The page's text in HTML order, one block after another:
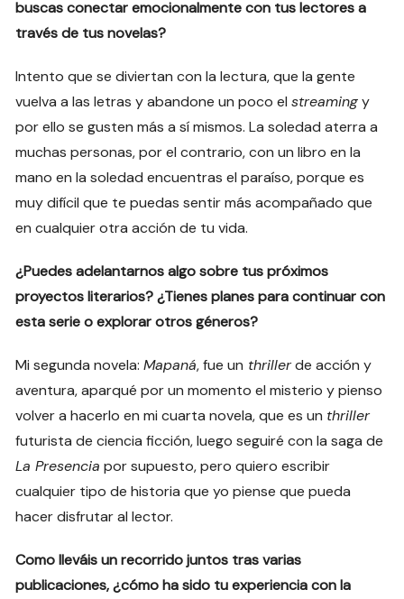
buscas conectar emocionalmente con tus lectores a
través de tus novelas?
Intento que se diviertan con la lectura, que la gente
vuelva a las letras y abandone un poco elstreamingy
por ello se gusten más a sí mismos. La soledad aterra a
muchas personas, por el contrario, con un libro en la
mano en la soledad encuentras el paraíso, porque es
muy difícil que te puedas sentir más acompañado que
en cualquier otra acción de tu vida.
¿Puedes adelantarnos algo sobre tus próximos
proyectos literarios? ¿Tienes planes para continuar con
esta serie o explorar otros géneros?
Mi segunda novela:Mapaná, fue un thrillerde acción y
aventura, aparqué por un momento el misterio y pienso
volver a hacerlo en mi cuarta novela, que es un thriller
futurista de ciencia ficción, luego seguiré con la saga de
La Presencia por supuesto, pero quiero escribir
cualquier tipo de historia que yo piense que pueda
hacer disfrutar al lector.
Como lleváis un recorrido juntos tras varias
publicaciones, ¿cómo ha sido tu experiencia con la